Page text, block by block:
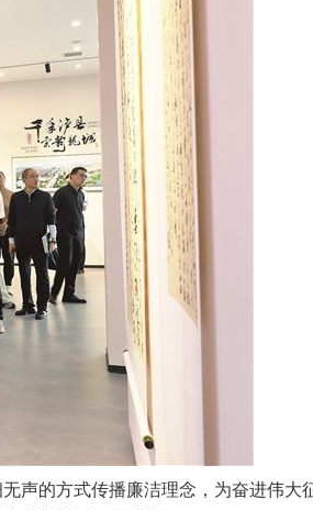
声的方式传播廉洁理念，为奋进伟大